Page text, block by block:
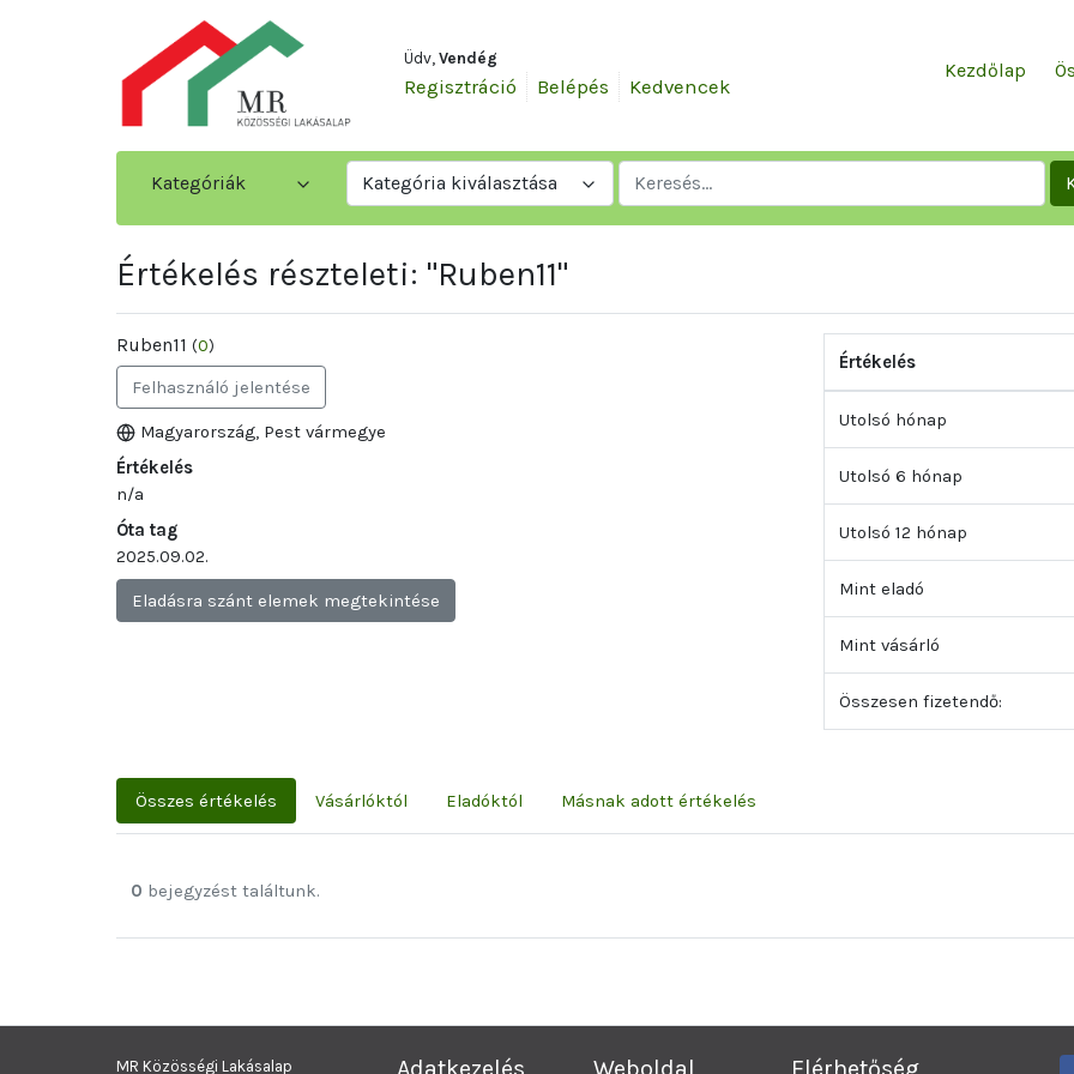
Üdv, Vendég
Regisztráció Belépés Kedvencek
Kezdőlap
Kategóriák Kategória kiválasztása
Értékelés részteleti: "Ruben11"
Ruben11 (0)
Felhasználó jelentése
Magyarország, Pest vármegye
Értékelés
n/a
Óta tag
2025.09.02.
Eladásra szánt elemek megtekintése
Értékelés
Utolsó hónap
Utolsó 6 hónap
Utolsó 12 hónap
Mint eladó
Mint vásárló
Összesen fizetendő:
Összes értékelés Vásárlóktól Eladóktól Másnak adott értékelés
0 bejegyzést találtunk.
MR Közösségi Lakásalap Adatkezelés Weboldal Elérhetőség